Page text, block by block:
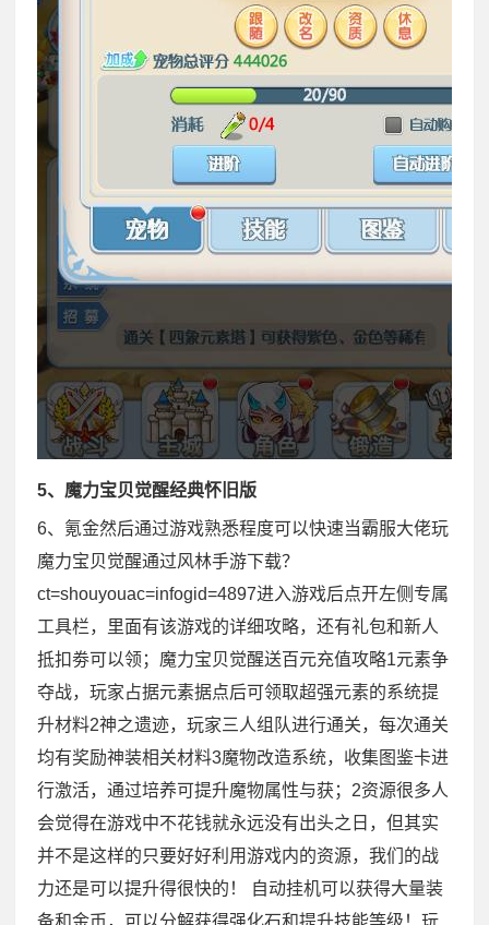
5、魔力宝贝觉醒经典怀旧版
6、氪金然后通过游戏熟悉程度可以快速当霸服大佬玩
魔力宝贝觉醒通过风林手游下载？
ct=shouyouac=infogid=4897进入游戏后点开左侧专属
工具栏，里面有该游戏的详细攻略，还有礼包和新人
抵扣劵可以领；魔力宝贝觉醒送百元充值攻略1元素争
夺战，玩家占据元素据点后可领取超强元素的系统提
升材料2神之遗迹，玩家三人组队进行通关，每次通关
均有奖励神装相关材料3魔物改造系统，收集图鉴卡进
行激活，通过培养可提升魔物属性与获；2资源很多人
会觉得在游戏中不花钱就永远没有出头之日，但其实
并不是这样的只要好好利用游戏内的资源，我们的战
力还是可以提升得很快的！ 自动挂机可以获得大量装
备和金币，可以分解获得强化石和提升技能等级！玩